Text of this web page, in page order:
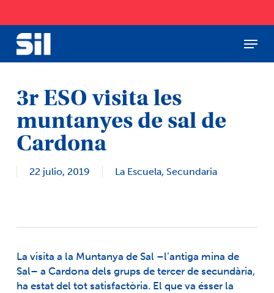
main
content
Menu
3r ESO visita les
muntanyes de sal de
Cardona
22 julio, 2019 La Escuela, Secundaria
La visita a la Muntanya de Sal –l’antiga mina de
Sal– a Cardona dels grups de tercer de secundària,
ha estat del tot satisfactòria. El que va ésser la
Close
Menu